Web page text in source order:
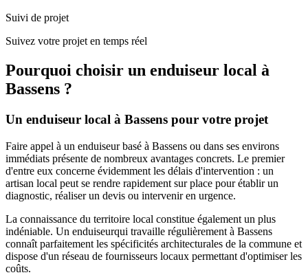
Suivi de projet
Suivez votre projet en temps réel
Pourquoi choisir un enduiseur local à
Bassens ?
Un enduiseur local à Bassens pour votre projet
Faire appel à un enduiseurbasé à Bassens ou dans ses environs
immédiats présente de nombreux avantages concrets. Le premier
d'entre eux concerne évidemment les délais d'intervention : un
artisan local peut se rendre rapidement sur place pour établir un
diagnostic, réaliser un devis ou intervenir en urgence.
La connaissance du territoire local constitue également un plus
indéniable. Un enduiseurqui travaille régulièrement à Bassens
connaît parfaitement les spécificités architecturales de la commune et
dispose d'un réseau de fournisseurs locaux permettant d'optimiser les
coûts.